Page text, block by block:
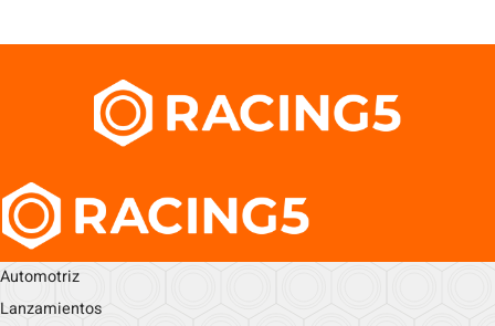
Automotriz
Lanzamientos